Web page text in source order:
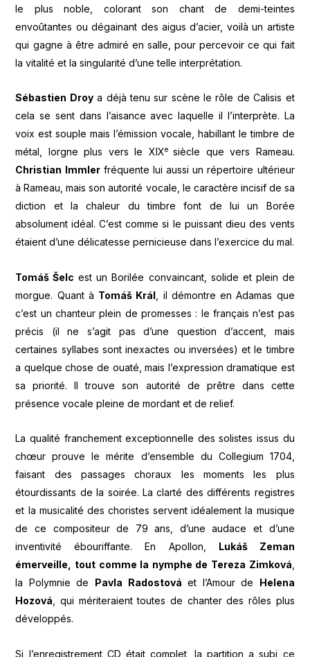
le plus noble, colorant son chant de demi-teintes
envoûtantes ou dégainant des aigus d’acier, voilà un artiste
qui gagne à être admiré en salle, pour percevoir ce qui fait
la vitalité et la singularité d’une telle interprétation.
Sébastien Droya déjà tenu sur scène le rôle de Calisis et
cela se sent dans l’aisance avec laquelle il l’interprète. La
voix est souple mais l’émission vocale, habillant le timbre de
métal, lorgne plus vers le XIXesiècle que vers Rameau.
Christian Immlerfréquente lui aussi un répertoire ultérieur
à Rameau, mais son autorité vocale, le caractère incisif de sa
diction et la chaleur du timbre font de lui un Borée
absolument idéal. C’est comme si le puissant dieu des vents
étaient d’une délicatesse pernicieuse dans l’exercice du mal.
Tomáš Šelc est un Borilée convaincant, solide et plein de
morgue. Quant à Tomáš Král , il démontre en Adamas que
c’est un chanteur plein de promesses : le français n’est pas
précis (il ne s’agit pas d’une question d’accent, mais
certaines syllabes sont inexactes ou inversées) et le timbre
a quelque chose de ouaté, mais l’expression dramatique est
sa priorité. Il trouve son autorité de prêtre dans cette
présence vocale pleine de mordant et de relief.
La qualité franchement exceptionnelle des solistes issus du
chœur prouve le mérite d’ensemble du Collegium 1704,
faisant des passages choraux les moments les plus
étourdissants de la soirée. La clarté des différents registres
et la musicalité des choristes servent idéalement la musique
de ce compositeur de 79 ans, d’une audace et d’une
inventivité ébouriffante. En Apollon,
Lukáš Zeman
émerveille, tout comme la nymphe de Tereza Zimková,
la Polymnie de
Pavla Radostová et l’Amour de
Helena
Hozová, qui mériteraient toutes de chanter des rôles plus
développés.
Si l’enregistrement CD était complet, la partition a subi ce